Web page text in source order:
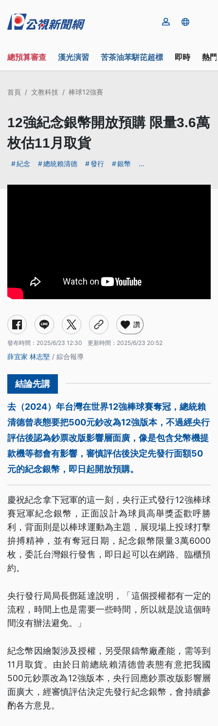
總預算審查 漢光演習 苦茶油苯駢芘超標 即時 熱
首頁 文教科技 棒球12強賽
12強紀念銀幣開放預購 限量3.6萬
枚估11月取貨
紀念 總統賴清德 發行 銀幣 ...
讚
發布時間： 2025/6/23 12:30 更新時間： 2025/6/23 20:52
薛宜家 林志堅 / 綜合報導
去（2024）年台灣在世界12強棒球賽奪冠，總統賴
清德曾表態要把500元鈔改為12強版本，不過經央行
評估後認為鈔票改版影響層面廣，像是包含兌幣機提
款機等都會有影響，審慎評估後決定先發行面額50
元的紀念銀幣，即日起開放預購。
慶祝紀念拿下冠軍的這一刻，央行正式發行12強棒球
賽冠軍紀念銀幣，正面設計為球員高舉獎盃歡呼勝
利，背面則是以棒球運動為主題，展現場上投球打擊
拚搏精神，並有奪冠日期，紀念銀幣限量3萬6000
枚，委託台灣銀行發售，即日起可以在網路、臨櫃預
約。
央行發行局局長鄧延達說明，「這個授權都有一定的
流程，時間上也是需要一些時間，所以就是說這個時
間沒有辦法避免。」
紀念幣因繪製涉及授權，另受限鑄幣廠產能，需等到
11月取貨。由於日前總統賴清德曾表態有意把我國
500元鈔票改為12強版本，央行回應鈔票改版影響層
面廣大，經審慎評估決定先發行紀念銀幣，會持續參
酌各方意見。